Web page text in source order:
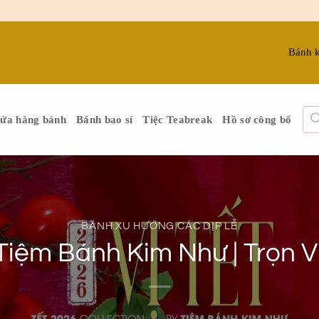
Bánh
hàng bánh Bánh bao sỉ Tiệc Teabreak Hồ sơ công bố
BÁNH XU HƯỚNG CÁC DỊP LỄ
Bánh Kim Như | Trọn